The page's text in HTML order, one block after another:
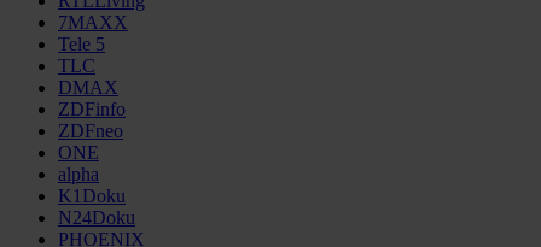
7MAXX
Tele 5
TLC
DMAX
ZDFinfo
ZDFneo
ONE
alpha
K1Doku
N24Doku
PHOENIX